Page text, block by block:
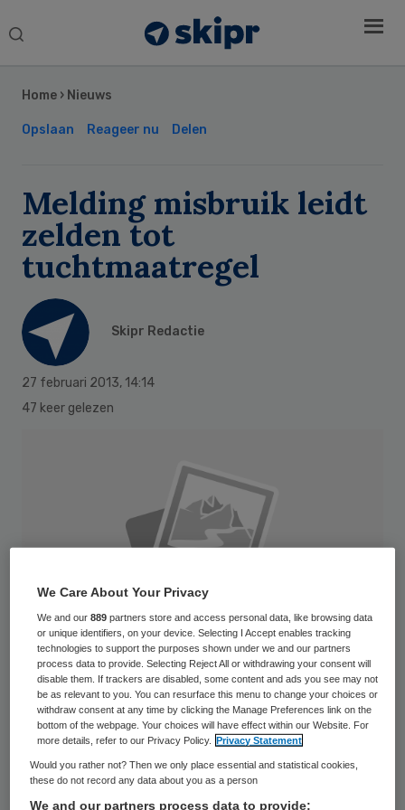
Search
Home › Nieuws
Opslaan Reageer nu Delen
Melding misbruik leidt
zelden tot
tuchtmaatregel
Skipr Redactie
27 februari 2013, 14:14
47 keer gelezen
NLD-20040204-GRONINGEN: De voorzittershamer van het Gerechtshof in
De Inspectie voor de Gezondheidszorg
Sidebar
We Care About Your Privacy
We and our889 partners store and access personal data, like browsing data
or unique identifiers, on your device. Selecting I Accept enables tracking
technologies to support the purposes shown under we and our partners
process data to provide. Selecting Reject All or withdrawing your consent will
disable them. If trackers are disabled, some content and ads you see may not
be as relevant to you. You can resurface this menu to change your choices or
withdraw consent at any time by clicking the Manage Preferences link on the
bottom of the webpage. Your choices will have effect within our Website. For
more details, refer to our Privacy Policy.
Privacy Statement
Would you rather not? Then we only place essential and statistical cookies,
these do not record any data about you as a person
We and our partners process data to provide: